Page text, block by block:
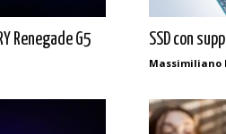
Renegade G5 SSD con
Massimiliano